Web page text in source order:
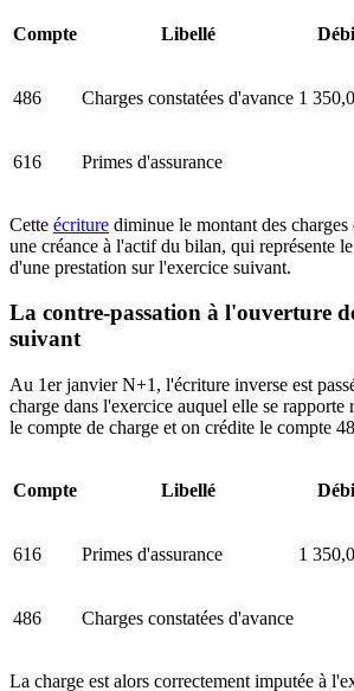
Compte Libellé
486 Charges constatées d'avance 1
616 Primes d'assurance
Cette écriture diminue le montant des
une créance à l'actif du bilan, qui représente
d'une prestation sur l'exercice suivant.
La contre-passation à l'ouverture
suivant
Au 1er janvier N+1, l'écriture inverse est
charge dans l'exercice auquel elle se rapporte
le compte de charge et on crédite le compte
Compte Libellé
616 Primes d'assurance 1
486 Charges constatées d'avance
La charge est alors correctement imputée à